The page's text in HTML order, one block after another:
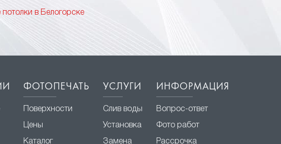
в Белогорске
ФОТОПЕЧАТЬ
Поверхности
Цены
Каталог
УСЛУГИ
Слив воды
Установка
Замена
ИНФОРМАЦИЯ
Вопрос-ответ
Фото работ
Рассрочка